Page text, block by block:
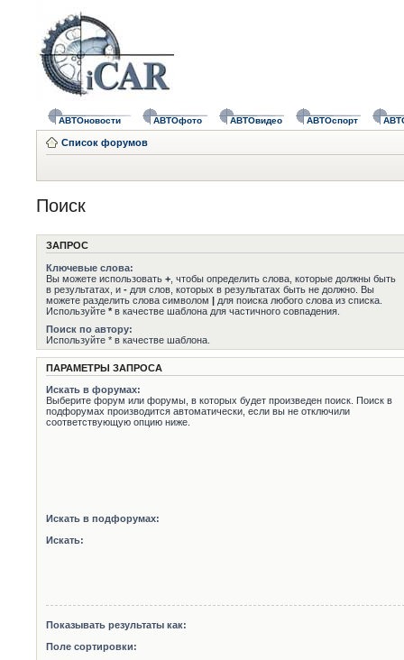
АВТОновости АВТОфото АВТОвидео АВТОспорт
Список форумов
Поиск
ЗАПРОС
Ключевые слова:
Вы можете использовать + , чтобы определить слова, которые должны быть
в результатах, и - для слов, которых в результатах быть не должно. Вы
можете разделить слова символом | для поиска любого слова из списка.
Используйте * в качестве шаблона для частичного совпадения.
Поиск по автору:
Используйте * в качестве шаблона.
ПАРАМЕТРЫ ЗАПРОСА
Искать в форумах:
Выберите форум или форумы, в которых будет произведен поиск. Поиск в
подфорумах производится автоматически, если вы не отключили
соответствующую опцию ниже.
Искать в подфорумах:
Искать:
Показывать результаты как:
Поле сортировки: